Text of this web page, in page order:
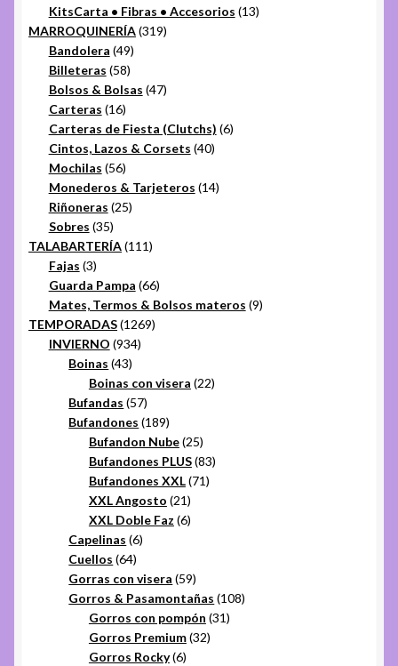
KitsCarta • Fibras • Accesorios 1313
MARROQUINERÍA 319319
Bandolera 4949
productos
Billeteras 5858
productos
Bolsos & Bolsas 4747
Carteras 1616
productos
Carteras de Fiesta (Clutchs) 66
Cintos, Lazos & Corsets 4040
Mochilas 5656
productos
Monederos & Tarjeteros 1414
Riñoneras 2525
Sobres 3535
productos
TALABARTERÍA 111111
Fajas 33
productos
Guarda Pampa 6666
productos
Mates, Termos & Bolsos materos 99
TEMPORADAS 12691269
INVIERNO 934934
Boinas 4343
productos
Boinas con visera 2222
Bufandas 5757
productos
Bufandones 189189
productos
Bufandon Nube 2525
productos
Bufandones PLUS 8383
Bufandones XXL 7171
XXL Angosto 2121
productos
XXL Doble Faz 66
Capelinas 66
Cuellos 6464
productos
Gorras con visera 5959
productos
Gorros & Pasamontañas 108108
Gorros con pompón 3131
Gorros Premium 3232
Gorros Rocky 66